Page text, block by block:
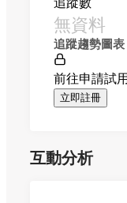
無資料
追蹤趨勢圖表
前往申請試
立即註冊
互動分析